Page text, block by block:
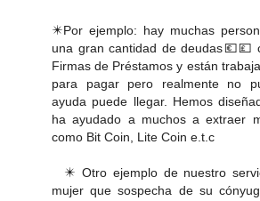
✴️Por ejemplo: hay muchas
una gran cantidad de deudas💶💷
Firmas de Préstamos y están
para pagar pero realmente no
ayuda puede llegar. Hemos
ha ayudado a muchos a extraer
como Bit Coin, Lite Coin e.t.c
✴️ Otro ejemplo de nuestro
mujer que sospecha de su